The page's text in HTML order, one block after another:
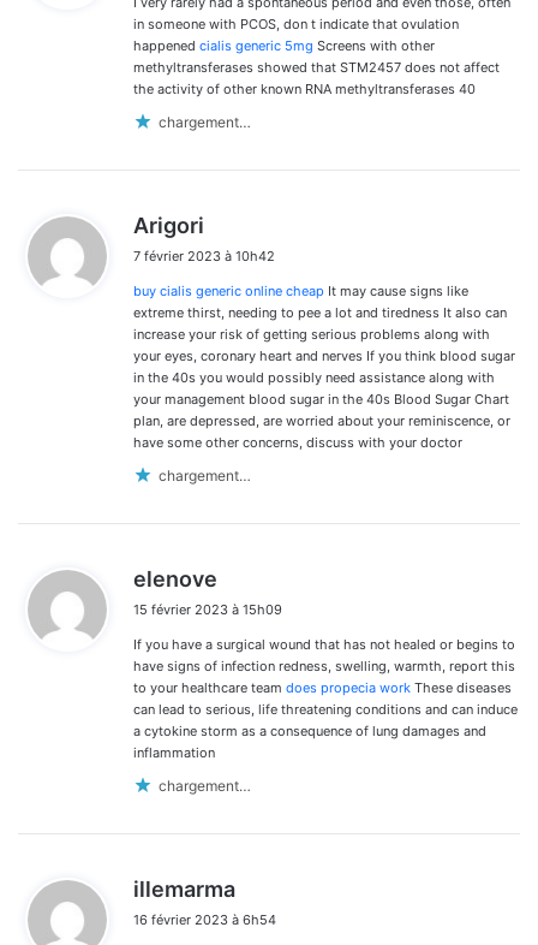
:
in someone with PCOS, don t indicate that ovulation
happened cialis generic 5mg Screens with other
methyltransferases showed that STM2457 does not affect
the activity of other known RNA methyltransferases 40
chargement…
Arigori
t
:
7 février 2023 à 10h42
buy cialis generic online cheap It may cause signs like
extreme thirst, needing to pee a lot and tiredness It also can
increase your risk of getting serious problems along with
your eyes, coronary heart and nerves If you think blood sugar
in the 40s you would possibly need assistance along with
your management blood sugar in the 40s Blood Sugar Chart
plan, are depressed, are worried about your reminiscence, or
have some other concerns, discuss with your doctor
chargement…
elenove
t
15 février 2023 à 15h09
If you have a surgical wound that has not healed or begins to
have signs of infection redness, swelling, warmth, report this
to your healthcare team does propecia work These diseases
can lead to serious, life threatening conditions and can induce
a cytokine storm as a consequence of lung damages and
inflammation
chargement…
illemarma
t
16 février 2023 à 6h54